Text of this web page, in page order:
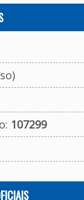
107299